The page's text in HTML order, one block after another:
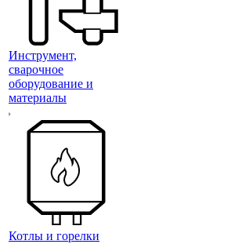
Инструмент,
сварочное
оборудование и
материалы
Котлы и горелки